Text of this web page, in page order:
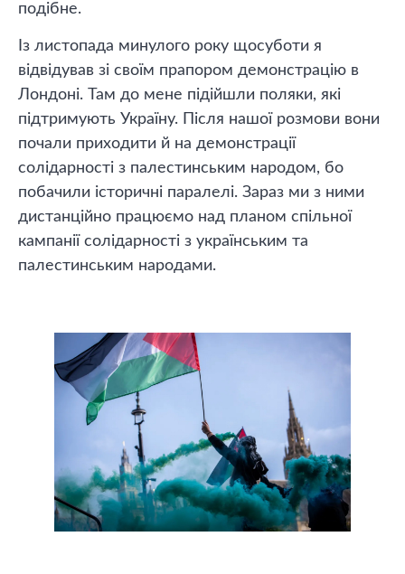
подібне.
Із листопада минулого року щосуботи я
відвідував зі своїм прапором демонстрацію в
Лондоні. Там до мене підійшли поляки, які
підтримують Україну. Після нашої розмови вони
почали приходити й на демонстрації
солідарності з палестинським народом, бо
побачили історичні паралелі. Зараз ми з ними
дистанційно працюємо над планом спільної
кампанії солідарності з українським та
палестинським народами.